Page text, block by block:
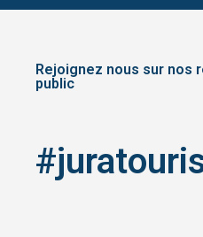
Rejoignez nous sur nos
public